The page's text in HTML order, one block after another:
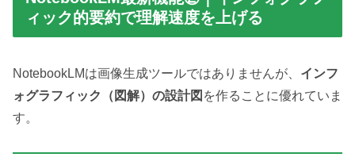
ィック的要約で理解速度を上げる
NotebookLMは画像生成ツールではありませんが、 インフ
ォグラフィック（図解）の設計図 を作ることに優れていま
す。